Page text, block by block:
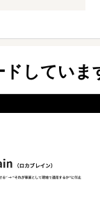
ドしていま